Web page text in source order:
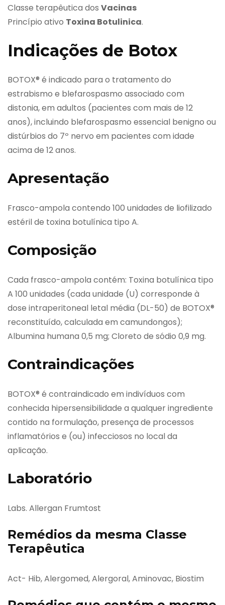
Classe terapêutica dos Vacinas
Princípio ativo Toxina Botulinica.
Indicações de Botox
BOTOX® é indicado para o tratamento do
estrabismo e blefarospasmo associado com
distonia, em adultos (pacientes com mais de 12
anos), incluindo blefarospasmo essencial benigno ou
distúrbios do 7º nervo em pacientes com idade
acima de 12 anos.
Apresentação
Frasco-ampola contendo 100 unidades de liofilizado
estéril de toxina botulínica tipo A.
Composição
Cada frasco-ampola contém: Toxina botulínica tipo
A 100 unidades (cada unidade (U) corresponde à
dose intraperitoneal letal média (DL-50) de BOTOX®
reconstituído, calculada em camundongos);
Albumina humana 0,5 mg; Cloreto de sódio 0,9 mg.
Contraindicações
BOTOX® é contraindicado em indivíduos com
conhecida hipersensibilidade a qualquer ingrediente
contido na formulação, presença de processos
inflamatórios e (ou) infecciosos no local da
aplicação.
Laboratório
Labs. Allergan Frumtost
Remédios da mesma Classe
Terapêutica
Act- Hib, Alergomed, Alergoral, Aminovac, Biostim